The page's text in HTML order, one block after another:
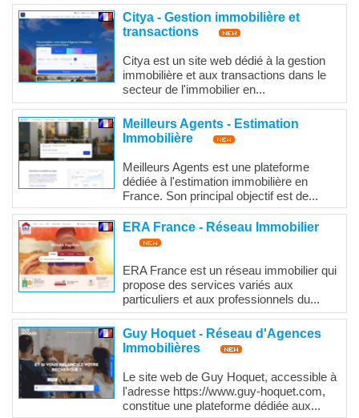
Citya - Gestion immobilière et
transactions
Citya est un site web dédié à la gestion
immobilière et aux transactions dans le
secteur de l'immobilier en...
Meilleurs Agents - Estimation
Immobilière
Meilleurs Agents est une plateforme
dédiée à l'estimation immobilière en
France. Son principal objectif est de...
ERA France - Réseau Immobilier
ERA France est un réseau immobilier qui
propose des services variés aux
particuliers et aux professionnels du...
Guy Hoquet - Réseau d'Agences
Immobilières
Le site web de Guy Hoquet, accessible à
l'adresse https://www.guy-hoquet.com,
constitue une plateforme dédiée aux...